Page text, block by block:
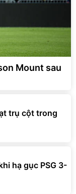
Mount sau
trụ cột trong
hạ gục PSG 3-